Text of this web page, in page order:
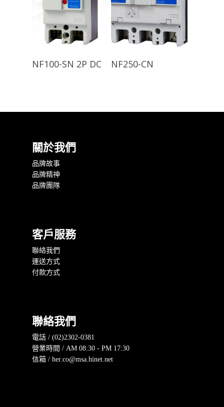
NF100-SN 2P DC NF250-CN
關於我們
品牌故事
品牌精神
品牌團隊
客戶服務
聯絡我們
運送方式
付款方式
聯絡我們
電話 / (02)2302-0381
營業時間 / AM 08:30 - PM 17:30
信箱 / her.co@msa.hinet.net